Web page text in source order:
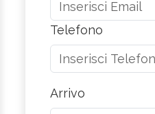
Telefono
Arrivo